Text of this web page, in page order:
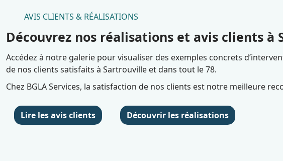
AVIS CLIENTS & RÉALISATIONS
Découvrez nos réalisations et avis clients à
Accédez à notre galerie pour visualiser des exemples concrets
de nos clients satisfaits à Sartrouville et dans tout le 78.
Chez BGLA Services, la satisfaction de nos clients est notre meilleure
Lire les avis clients Découvrir les réalisations